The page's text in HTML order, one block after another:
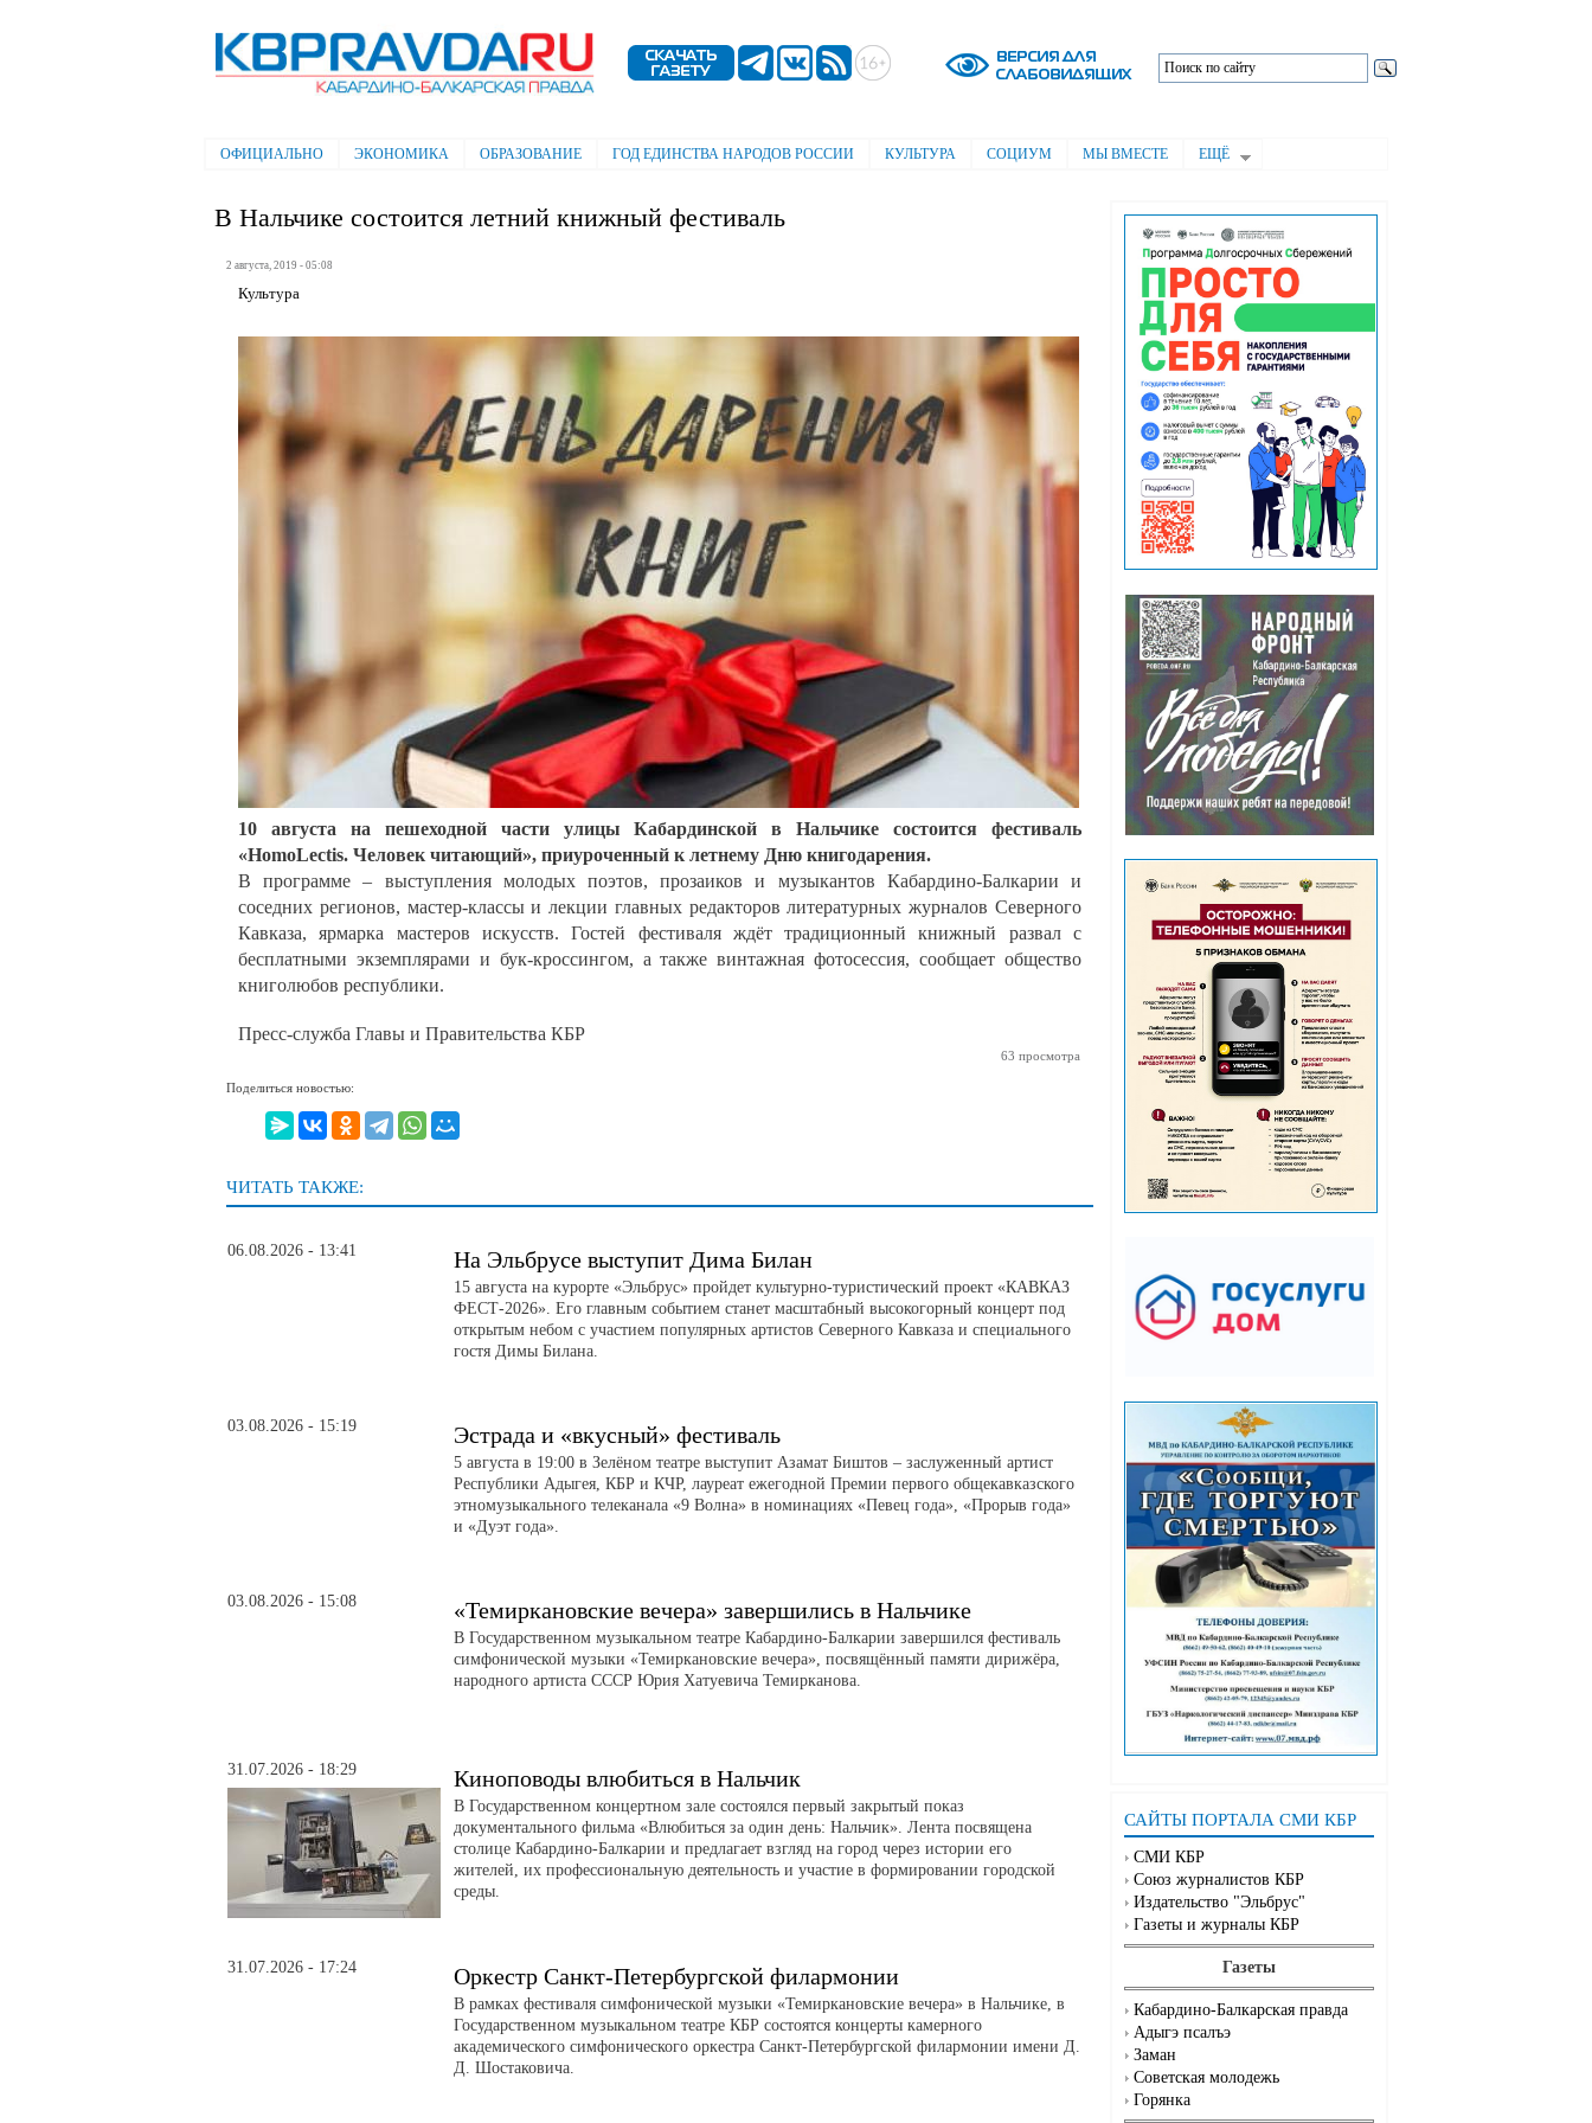
содержанию
Электронная газета "Кабардино-
Балкарская правда"
Главное меню
ОФИЦИАЛЬНО ЭКОНОМИКА ОБРАЗОВАНИЕ ГОД ЕДИНСТВА НАРОДОВ РОССИИ КУЛЬТУРА СОЦИУМ МЫ ВМЕСТЕ ЕЩЁ
САЙТЫ ПОРТАЛА СМИ КБР
СМИ КБР
Союз журналистов КБР
Издательство "Эльбрус"
Газеты и журналы КБР
Газеты
Кабардино-Балкарская правда
Адыгэ псалъэ
Заман
Советская молодежь
Горянка
В Нальчике состоится летний книжный фестиваль
2 августа, 2019 - 05:08
Культура
10 августа на пешеходной части улицы Кабардинской в Нальчике состоится фестиваль
«HomoLectis. Человек читающий», приуроченный к летнему Дню книгодарения.
В программе – выступления молодых поэтов, прозаиков и музыкантов Кабардино-Балкарии и
соседних регионов, мастер-классы и лекции главных редакторов литературных журналов Северного
Кавказа, ярмарка мастеров искусств. Гостей фестиваля ждёт традиционный книжный развал с
бесплатными экземплярами и бук-кроссингом, а также винтажная фотосессия, сообщает общество
книголюбов республики.
Пресс-служба Главы и Правительства КБР
63 просмотра
Поделиться новостью:
ЧИТАТЬ ТАКЖЕ:
06.08.2026 - 13:41 На Эльбрусе выступит Дима Билан
15 августа на курорте «Эльбрус» пройдет культурно-туристический проект «КАВКАЗ
ФЕСТ-2026». Его главным событием станет масштабный высокогорный концерт под
открытым небом с участием популярных артистов Северного Кавказа и специального
гостя Димы Билана.
03.08.2026 - 15:19 Эстрада и «вкусный» фестиваль
5 августа в 19:00 в Зелёном театре выступит Азамат Биштов – заслуженный артист
Республики Адыгея, КБР и КЧР, лауреат ежегодной Премии первого общекавказского
этномузыкального телеканала «9 Волна» в номинациях «Певец года», «Прорыв года»
и «Дуэт года».
03.08.2026 - 15:08 «Темиркановские вечера» завершились в Нальчике
В Государственном музыкальном театре Кабардино-Балкарии завершился фестиваль
симфонической музыки «Темиркановские вечера», посвящённый памяти дирижёра,
народного артиста СССР Юрия Хатуевича Темирканова.
31.07.2026 - 18:29 Киноповоды влюбиться в Нальчик
В Государственном концертном зале состоялся первый закрытый показ
документального фильма «Влюбиться за один день: Нальчик». Лента посвящена
столице Кабардино-Балкарии и предлагает взгляд на город через истории его
жителей, их профессиональную деятельность и участие в формировании городской
среды.
31.07.2026 - 17:24 Оркестр Санкт-Петербургской филармонии
В рамках фестиваля симфонической музыки «Темиркановские вечера» в Нальчике, в
Государственном музыкальном театре КБР состоятся концерты камерного
академического симфонического оркестра Санкт-Петербургской филармонии имени Д.
Д. Шостаковича.